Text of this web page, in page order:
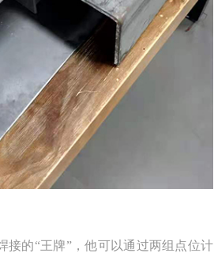
接的“王牌”，他可以通过两组点位计